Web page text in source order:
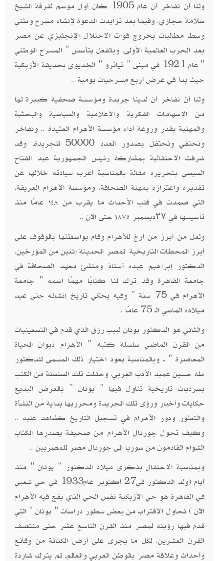
ولنا أن نفاخر أن عام 1905 كان أول موسم لفرقة الشيخ
سلامة حجازي، وفيما بعد تزايدت الدعوة لإنشاء مسرح وطني
وسط مطالبات بخروج قوات الاحتلال الإنجليزي عن مصر
بعد الحرب العالمية الأولى، وبالفعل يتأسس " المسرح الوطني
" عام 1921 في مبنى " تياترو " الخديوي بحديقة الأزبكية
حيث بدأ في عرض أربع مسرحيات يومية ..
ولنا أن نفاخر أن لدينا جريدة ومؤسسة صحفية كبيرة لها
من الإسهامات الفكرية والإعلامية والسياسية والبحثية
والمهنية بقدر وروعة أداء مؤسسة الأهرام العتيدة .. ونفاخر
ونحتفي ونحتفل بصدور العدد 50000 للجريدة، وقد
شرفت الاحتفالية بمشاركة رئيس الجمهورية عبد الفتاح
السيسي بتحريره مقالة بالمناسبة أعرب سيادته خلالها عن
تقديره واعتزازه بمهنة الصحافة، ومؤسسة الأهرام العريقة،
التي صمدت في قلب الأحداث ما يقرب من ١٤٨ عامًا منذ
تأسيسها في ۲۷ديسمبر ١٨٧٥ حتى الآن ..
ولعل من أبرز من أرخ للأهرام وقام بواسطتها بالوقوف على
أبرز المحطات التاريخية لمصر الحديثة إثنين من المؤرخين،
الدكتور إبراهيم عبده أستاذ ومنشئ معهد الصحافة في
جامعة القاهرة وقد ترك لنا كتابًا مهمًا اسمه " جامعة
الأهرام في 75 سنة " وفيه يحكي تاريخ إنشائه حتى عيد
ميلاده الماسي الـ 75 عامًا .
والثاني هو الدكتور يونان لبيب رزق الذي قدم في التسعينيات
من القرن الماضي سلسلة كتبه " الأهرام ديوان الحياة
المعاصرة " ــ وبالمناسبة يعود اختيار ذلك المسمى للدكتور
طه حسين عميد الأدب العربي، وحفلت تلك السلسلة من الكتب
بسرديات تاريخية تناول فيها " يونان " بالعرض البديع
حكايات وأخبار ورؤى تلك الجريدة ومحرريها بداية من النشأة
والتطور ودور الأهرام في تسجيل التاريخ كشاهد عليه ..
وكيف تحول جورنال الأهرام من صحيفة يصدرها الكتاب
الشوام القادمون من سوريا إلى جورنال مصر للمصريين ..
وبمناسبة الاحتفال بذكرى ميلاد الدكتور " يونان " منذ
أيام (ولد الدكتور في27 أكتوبر عام1933 في حي شعبي
في القاهرة هو حي الأزبكية نفس الحي الذي يقع فيه الأهرام
الآن ) نحاول الاقتراب من بعض سطور دراسات " يونان " التي
قدم فيها رؤيته لمصر منذ القرن التاسع عشر حتى منتصف
القرن العشرين، لكل ما يجرى على أرض الكنانة من وقائع
وأحداث وعلاقة مصر بالوطن العربي والعالم، لم يترك شاردة